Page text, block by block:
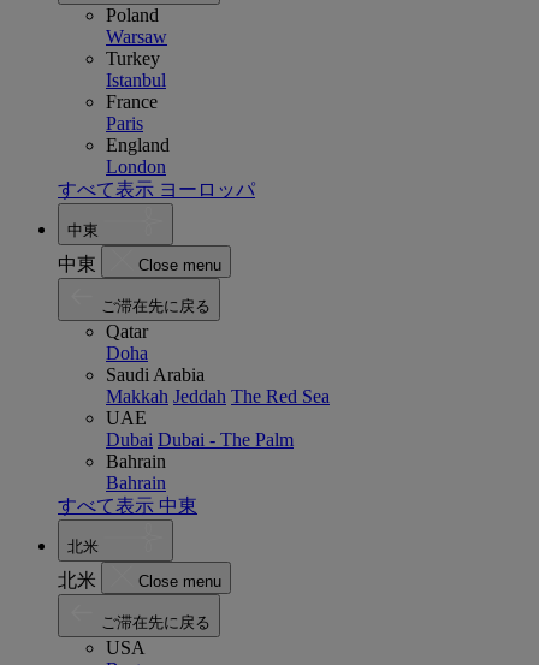
Poland
Warsaw
Turkey
Istanbul
France
Paris
England
London
すべて表示 ヨーロッパ
中東
中東 Close menu
ご滞在先に戻る
Qatar
Doha
Saudi Arabia
Makkah Jeddah The Red Sea
UAE
Dubai Dubai - The Palm
Bahrain
Bahrain
すべて表示 中東
北米
北米 Close menu
ご滞在先に戻る
USA